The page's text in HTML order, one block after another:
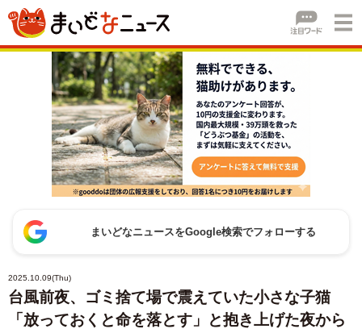
まいどなニュースをGoogle検索でフォローする
2025.10.09(Thu)
台風前夜、ゴミ捨て場で震えていた小さな子猫
「放っておくと命を落とす」と抱き上げた夜から